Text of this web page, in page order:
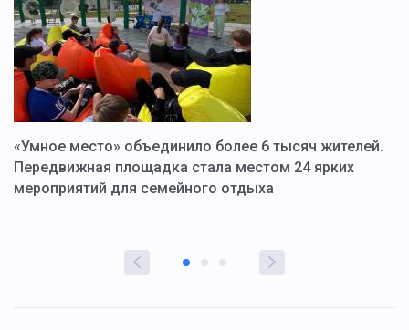
«Умное место» объединило более 6 тысяч жителей.
Передвижная площадка стала местом 24 ярких
мероприятий для семейного отдыха